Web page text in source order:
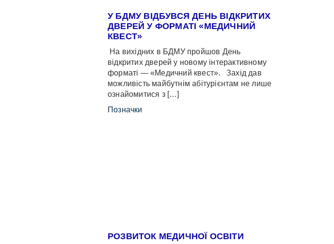
У БДМУ ВІДБУВСЯ ДЕНЬ ВІДКРИТИХ
ДВЕРЕЙ У ФОРМАТІ «МЕДИЧНИЙ
КВЕСТ»
На вихідних в БДМУ пройшов День
відкритих дверей у новому інтерактивному
форматі — «Медичний квест». Захід дав
можливість майбутнім абітурієнтам не лише
ознайомитися з […]
Позначки
РОЗВИТОК МЕДИЧНОЇ ОСВІТИ